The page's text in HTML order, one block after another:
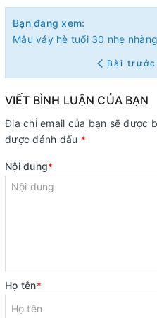
Bạn đang xem:
Mẫu váy hè tuổi 30 nhẹ
Bài trước
VIẾT BÌNH LUẬN CỦA BẠN
Địa chỉ email của bạn sẽ được
được đánh dấu *
Nội dung*
Họ tên*